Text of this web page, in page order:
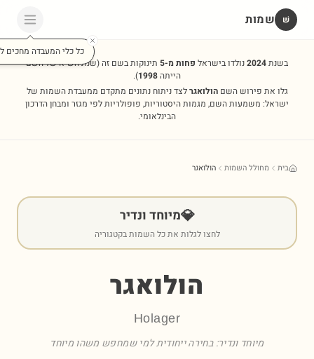
שׁ שמות
כל כלי המעבדה מחכים
בשנת2024נולדו בישראל פחות מ-5 תינוקות בשם זה(שנת השיא של השם
הייתה1998
).
גלו את פירוש השםהולואגרלצד ניתוח נתונים מתקדם ממעבדת השמות של
ישראל: משמעות השם, מגמות היסטוריות, פופולריות לפי מגזר ומבחן הדרכון
הבינלאומי.
בית מחולל השמות הולואגר
💎מיוחד ונדיר
לחצו לגלות את כל השמות בקטגוריה
הולואגר
Holager
מיוחד ונדיר: בחירה ייחודית למי שמחפש משהו מיוחד